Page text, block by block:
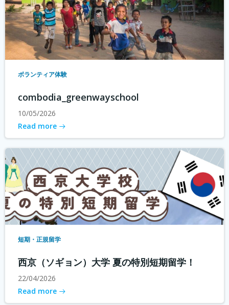
ボランティア体験
combodia_greenwayschool
10/05/2026
Read more
短期・正規留学
西京（ソギョン）大学 夏の特別短期留学！
22/04/2026
Read more